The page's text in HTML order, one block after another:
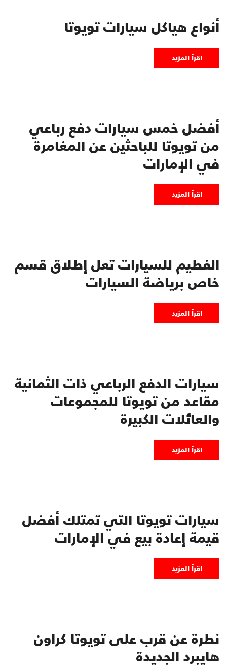
أنواع هياكل سيارات تويوتا
اقرأ المزيد
أفضل خمس سيارات دفع رباعي
من تويوتا للباحثين عن المغامرة
في الإمارات
اقرأ المزيد
الفطيم للسيارات تعل إطلاق قسم
خاص برياضة السيارات
اقرأ المزيد
سيارات الدفع الرباعي ذات الثمانية
مقاعد من تويوتا للمجموعات
والعائلات الكبيرة
اقرأ المزيد
سيارات تويوتا التي تمتلك أفضل
قيمة إعادة بيع في الإمارات
اقرأ المزيد
نطرة عن قرب على تويوتا كراون
هايبرد الجديدة